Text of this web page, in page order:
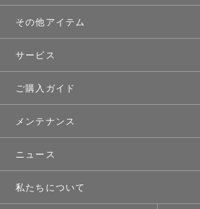
その他アイテム
サービス
ご購入ガイド
メンテナンス
ニュース
私たちについて